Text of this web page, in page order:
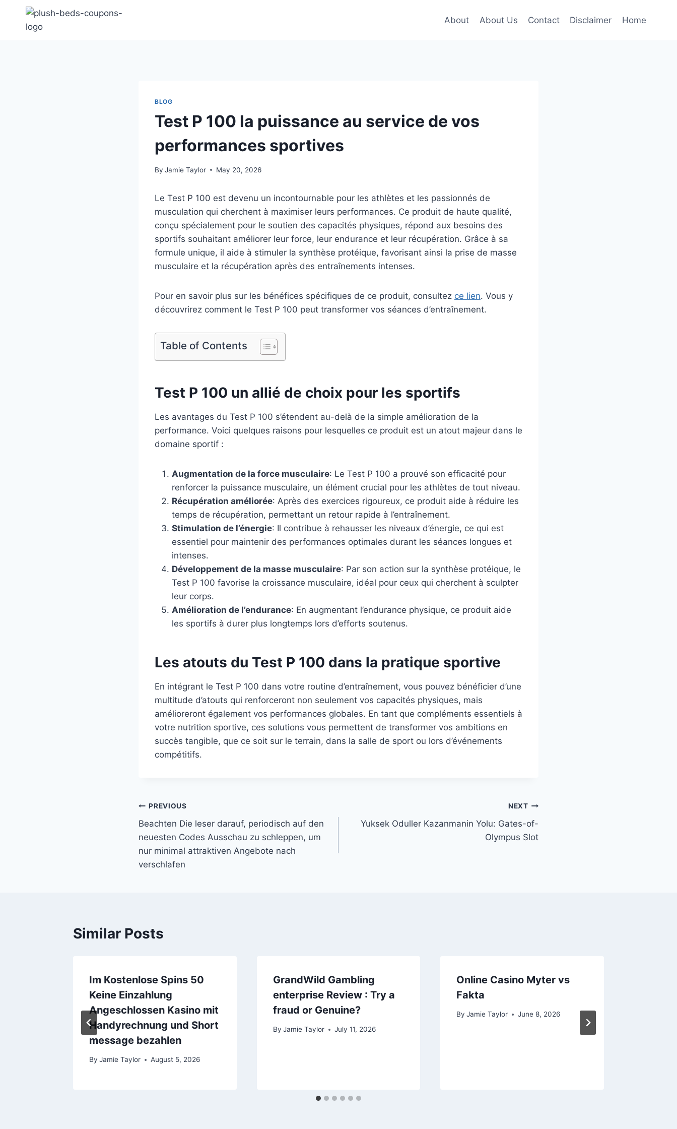
About About Us Contact Disclaimer Home
BLOG
Test P 100 la puissance au service de vos
performances sportives
By Jamie Taylor May 20, 2026
Le Test P 100 est devenu un incontournable pour les athlètes et les passionnés de
musculation qui cherchent à maximiser leurs performances. Ce produit de haute qualité,
conçu spécialement pour le soutien des capacités physiques, répond aux besoins des
sportifs souhaitant améliorer leur force, leur endurance et leur récupération. Grâce à sa
formule unique, il aide à stimuler la synthèse protéique, favorisant ainsi la prise de masse
musculaire et la récupération après des entraînements intenses.
Pour en savoir plus sur les bénéfices spécifiques de ce produit, consultez ce lien. Vous y
découvrirez comment le Test P 100 peut transformer vos séances d’entraînement.
Table of Contents
Test P 100 un allié de choix pour les sportifs
Les avantages du Test P 100 s’étendent au-delà de la simple amélioration de la
performance. Voici quelques raisons pour lesquelles ce produit est un atout majeur dans le
domaine sportif :
Augmentation de la force musculaire: Le Test P 100 a prouvé son efficacité pour
renforcer la puissance musculaire, un élément crucial pour les athlètes de tout niveau.
Récupération améliorée: Après des exercices rigoureux, ce produit aide à réduire les
temps de récupération, permettant un retour rapide à l’entraînement.
Stimulation de l’énergie: Il contribue à rehausser les niveaux d’énergie, ce qui est
essentiel pour maintenir des performances optimales durant les séances longues et
intenses.
Développement de la masse musculaire: Par son action sur la synthèse protéique, le
Test P 100 favorise la croissance musculaire, idéal pour ceux qui cherchent à sculpter
leur corps.
Amélioration de l’endurance: En augmentant l’endurance physique, ce produit aide
les sportifs à durer plus longtemps lors d’efforts soutenus.
Les atouts du Test P 100 dans la pratique sportive
En intégrant le Test P 100 dans votre routine d’entraînement, vous pouvez bénéficier d’une
multitude d’atouts qui renforceront non seulement vos capacités physiques, mais
amélioreront également vos performances globales. En tant que compléments essentiels à
votre nutrition sportive, ces solutions vous permettent de transformer vos ambitions en
succès tangible, que ce soit sur le terrain, dans la salle de sport ou lors d’événements
compétitifs.
Post
navigation
PREVIOUS
Beachten Die leser darauf, periodisch auf den
neuesten Codes Ausschau zu schleppen, um
nur minimal attraktiven Angebote nach
verschlafen
NEXT
Yuksek Oduller Kazanmanin Yolu: Gates-of-
Olympus Slot
Similar Posts
Im Kostenlose Spins 50
Keine Einzahlung
Angeschlossen Kasino mit
Handyrechnung und Short
message bezahlen
By Jamie Taylor August 5, 2026
GrandWild Gambling
enterprise Review : Try a
fraud or Genuine?
By Jamie Taylor July 11, 2026
Online Casino Myter vs
Fakta
By Jamie Taylor June 8, 2026